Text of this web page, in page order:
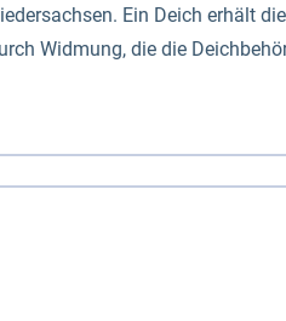
Ein Deich erhält
Widmung, die die
des Niedersächsischen
allem vor Sturmfluten, zu
Sperrwerkes durch